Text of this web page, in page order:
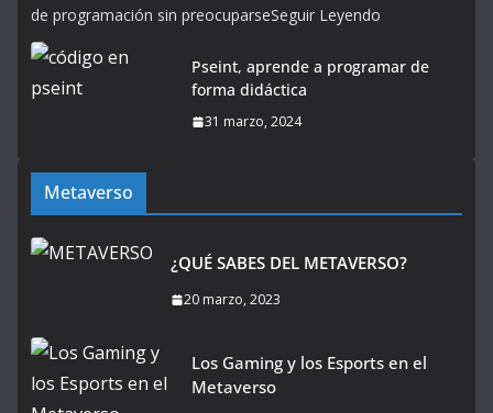
de programación sin preocuparseSeguir Leyendo
Pseint, aprende a programar de
forma didáctica
31 marzo, 2024
Metaverso
¿QUÉ SABES DEL METAVERSO?
20 marzo, 2023
Los Gaming y los Esports en el
Metaverso